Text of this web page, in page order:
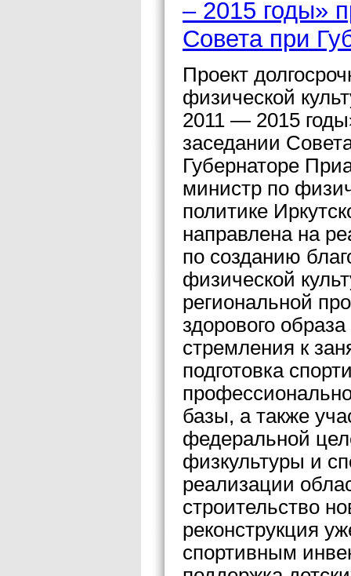
– 2015 годы»
Совета при
Проект
физической
2011 — 2015
заседании
Губернаторе
министр по
политике
направлена на
по созданию
физической
региональной
здорового
стремления к
подготовка
базы, а также
федеральной
физкультуры и
реализации
строительство
реконструкция
спортивным